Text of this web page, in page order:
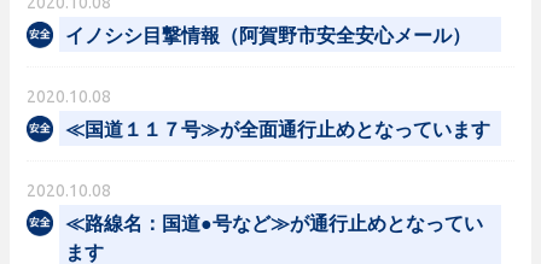
イノシシ目撃情報（阿賀野市安全安心メール）
2020.10.08
≪国道１１７号≫が全面通行止めとなっています
2020.10.08
≪路線名：国道●号など≫が通行止めとなってい
ます